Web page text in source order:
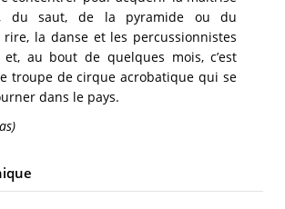
du saut, de la pyramide ou du
rire, la danse et les percussionnistes
et, au bout de quelques mois, c’est
troupe de cirque acrobatique qui se
dans le pays.